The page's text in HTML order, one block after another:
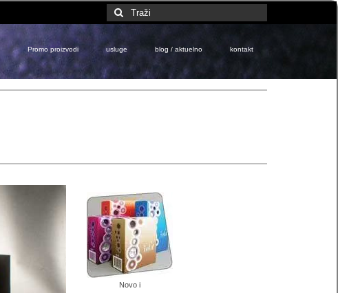
Search
for:
Promo proizvodi usluge blog / aktuelno kontakt
Novo i